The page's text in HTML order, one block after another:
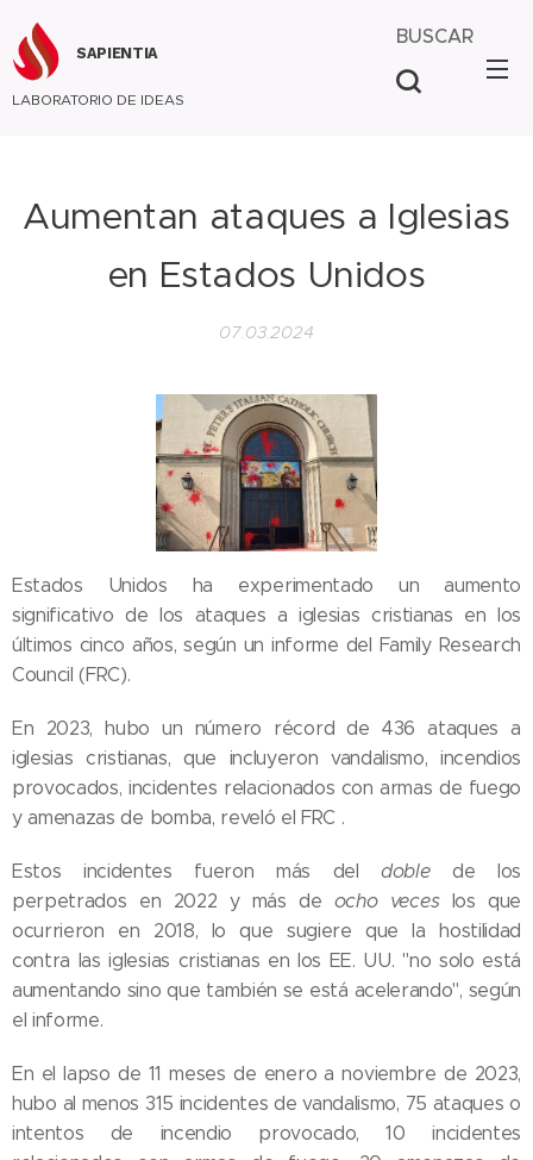
SAPIENTIA
LABORATORIO DE IDEAS
BUSCAR
Aumentan ataques a Iglesias
en Estados Unidos
07.03.2024
Estados Unidos ha experimentado un aumento
significativo de los ataques a iglesias cristianas en los
últimos cinco años, según un informe del Family Research
Council (FRC).
En 2023, hubo un número récord de 436 ataques a
iglesias cristianas, que incluyeron vandalismo, incendios
provocados, incidentes relacionados con armas de fuego
y amenazas de bomba, reveló el FRC .
Estos incidentes fueron más deldoblede los
perpetrados en 2022 y más de ocho veceslos que
ocurrieron en 2018, lo que sugiere que la hostilidad
contra las iglesias cristianas en los EE. UU. "no solo está
aumentando sino que también se está acelerando", según
el informe.
En el lapso de 11 meses de enero a noviembre de 2023,
hubo al menos 315 incidentes de vandalismo, 75 ataques o
intentos de incendio provocado, 10 incidentes